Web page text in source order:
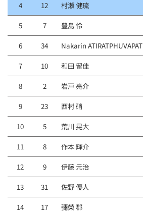
4 12 村瀬 健琉
5 7 豊島 怜
6 34 Nakarin ATIRATPHUVAPAT
7 10 和田 留佳
8 2 岩戸 亮介
9 23 西村 硝
10 5 荒川 晃大
11 8 作本 輝介
12 9 伊藤 元治
13 31 佐野 優人
14 17 彌榮 郡